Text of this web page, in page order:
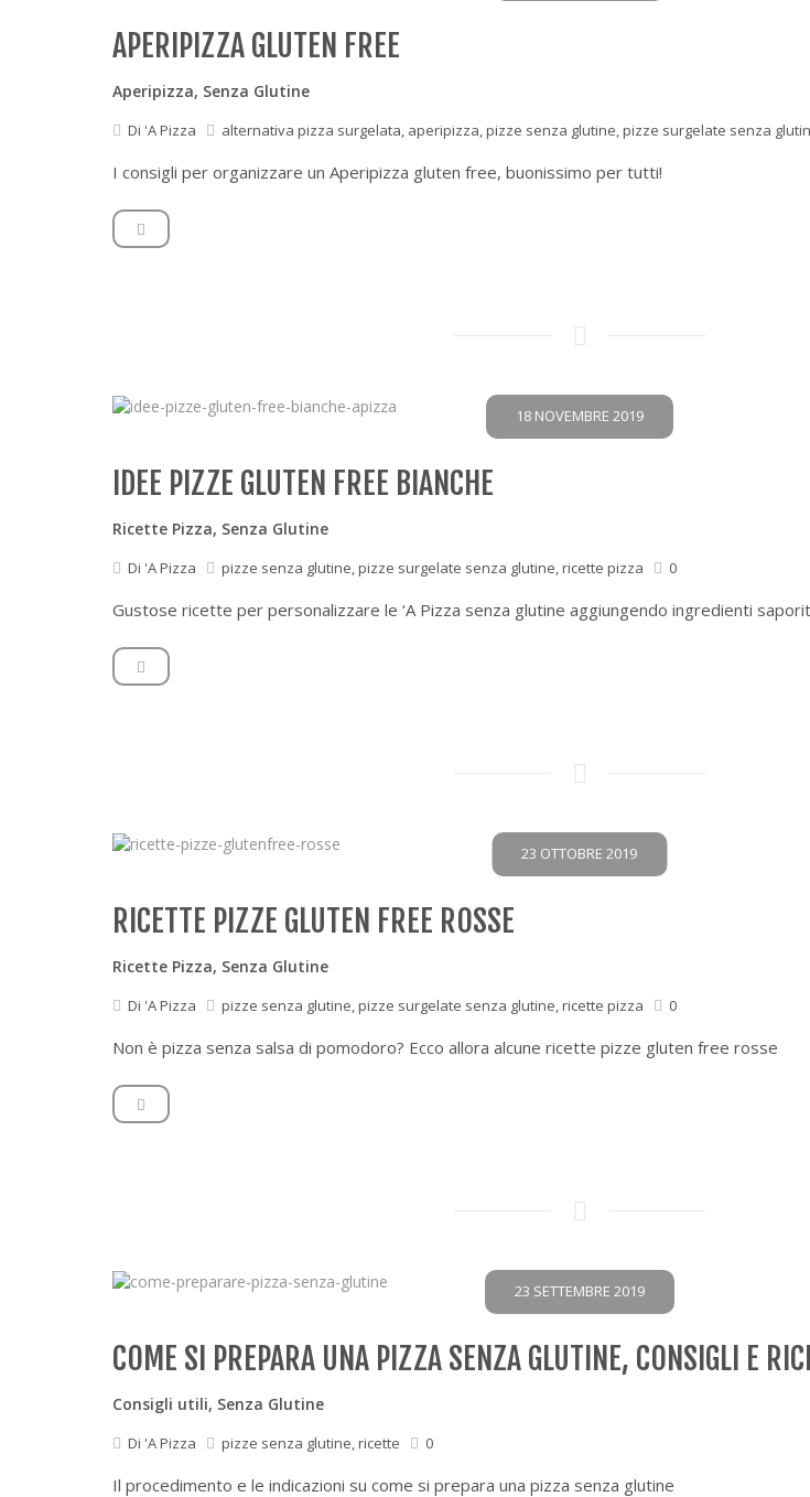
APERIPIZZA GLUTEN FREE
Aperipizza, Senza Glutine
Di 'A Pizza alternativa pizza surgelata, aperipizza,pizze senza glutine,pizze surgelate senza
I consigli per organizzare un Aperipizza gluten free, buonissimo per tutti!
18 NOVEMBRE 2019
IDEE PIZZE GLUTEN FREE BIANCHE
Ricette Pizza, Senza Glutine
Di 'A Pizza pizze senza glutine,pizze surgelate senza glutine,ricette pizza 0
Gustose ricette per personalizzare le ‘A Pizza senza glutine aggiungendo ingredienti
23 OTTOBRE 2019
RICETTE PIZZE GLUTEN FREE ROSSE
Ricette Pizza, Senza Glutine
Di 'A Pizza pizze senza glutine,pizze surgelate senza glutine,ricette pizza 0
Non è pizza senza salsa di pomodoro? Ecco allora alcune ricette pizze gluten free rosse
23 SETTEMBRE 2019
COME SI PREPARA UNA PIZZA SENZA GLUTINE, CONSIGLI E
Consigli utili, Senza Glutine
Di 'A Pizza pizze senza glutine,ricette 0
Il procedimento e le indicazioni su come si prepara una pizza senza glutine